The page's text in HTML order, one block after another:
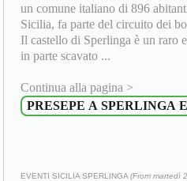
un comune italiano di 896
Sicilia, fa parte del circuito dei
Il castello di Sperlinga è un raro
in parte scavato ...
Continua alla pagina >
PRESEPE A SPERLINGA
EVENTI SICILIA SPERLINGA(From martedì